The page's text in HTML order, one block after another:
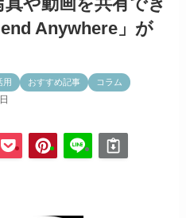
Anywhere」が
用 おすすめ記事 コラム